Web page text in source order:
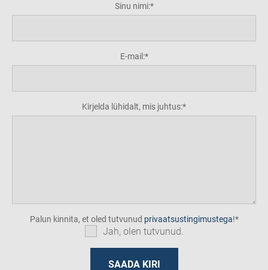
Sinu nimi:
E-mail:
Kirjelda lühidalt, mis juhtus:
Palun kinnita, et oled tutvunud privaatsustingimustega!
Jah, olen tutvunud.